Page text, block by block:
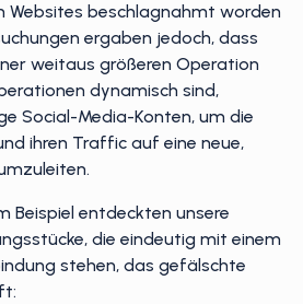
Websites beschlagnahmt worden
ergaben jedoch, dass
weitaus größeren Operation
dynamisch sind,
Social-Media-Konten, um die
ihren Traffic auf eine neue,
Beispiel entdeckten unsere
die eindeutig mit einem
stehen, das gefälschte